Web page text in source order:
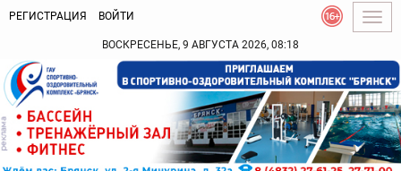
РЕГИСТРАЦИЯ ВОЙТИ
ВОСКРЕСЕНЬЕ, 9 АВГУСТА 2026, 08:18